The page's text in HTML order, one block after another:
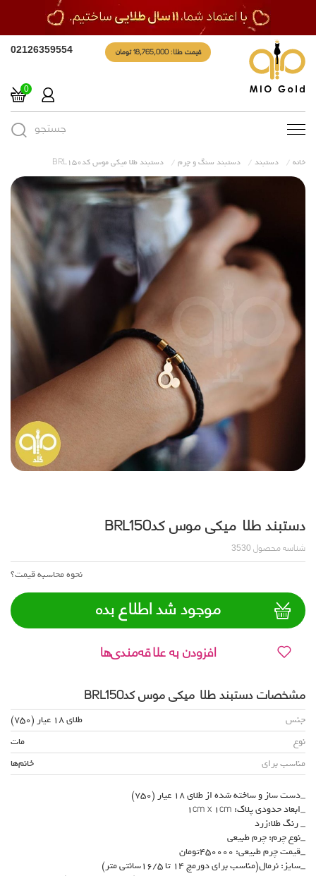
قیمت طلا: 18,765,000 تومان 02126359554
0
Toggle جستجو
خانه دستبند دستبند سنگ و چرم دستبند طلا میکی موس کدBRL150
دستبند طلا میکی موس کدBRL150
شناسه محصول
نحوه محاسبه قیمت؟
موجود شد اطلاع بده
افزودن به علاقه‌مندی‌ها
مشخصات دستبند طلا میکی موس کدBRL150
جنس
طلای 18 عیار (750)
نوع
مات
مناسب برای
خانم‌ها
_دست ساز و ساخته شده از طلای 18 عیار (750)
_ابعاد حدودی پلاک: 1cm x 1cm
_ رنگ طلا:زرد
_نوع چرم: چرم طبیعی
_قیمت چرم طبیعی: 450000تومان
_سایز: نرمال(مناسب برای دورمچ 14 تا 16/5سانتی متر)